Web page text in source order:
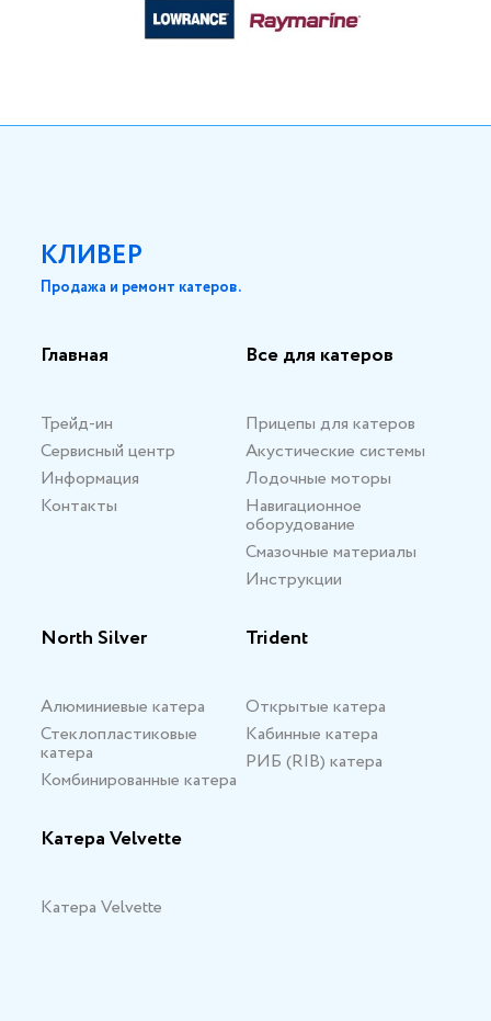
КЛИВЕР
Продажа и ремонт катеров.
Главная
Трейд-ин
Сервисный центр
Информация
Контакты
Все для катеров
Прицепы для катеров
Акустические системы
Лодочные моторы
Навигационное
оборудование
Смазочные материалы
Инструкции
North Silver
Алюминиевые катера
Стеклопластиковые
катера
Комбинированные катера
Trident
Открытые катера
Кабинные катера
РИБ (RIB) катера
Катера Velvette
Катера Velvette